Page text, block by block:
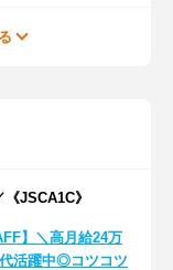
JSCA1C》
】＼高月給24万
活躍中◎コツコツ